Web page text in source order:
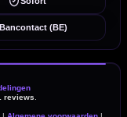
Bancontact (BE)
reviews